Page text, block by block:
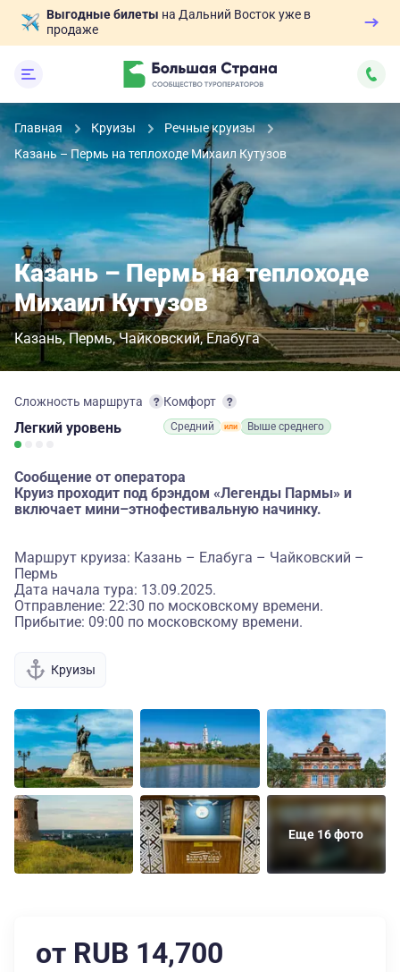
Выгодные билеты на Дальний Восток уже в
продаже
Главная Круизы
Речные круизы
Казань – Пермь на теплоходе Михаил Кутузов
Казань – Пермь на теплоходе
Михаил Кутузов
Казань Пермь Чайковский Елабуга
Сложность маршрута
Легкий уровень
Комфорт
Средний Выше среднего
Сообщение от оператора
Круиз проходит под брэндом «Легенды Пармы» и
включает мини–этнофестивальную начинку.
Маршрут круиза: Казань – Елабуга – Чайковский –
Пермь
Дата начала тура: 13.09.2025.
Отправление: 22:30 по московскому времени.
Прибытие: 09:00 по московскому времени.
Круизы
Еще 16 фото
от RUB 14,700